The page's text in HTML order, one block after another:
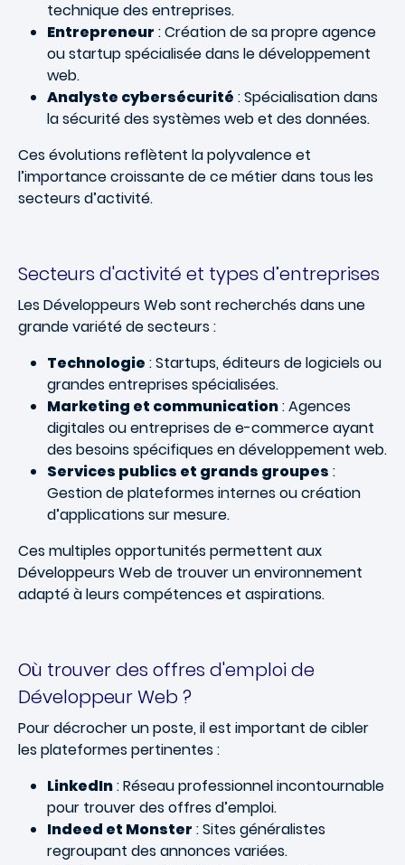
technique des entreprises.
Entrepreneur : Création de sa propre agence
ou startup spécialisée dans le développement
web.
Analyste cybersécurité : Spécialisation dans
la sécurité des systèmes web et des données.
Ces évolutions reflètent la polyvalence et
l’importance croissante de ce métier dans tous les
secteurs d’activité.
Secteurs d'activité et types d’entreprises
Les Développeurs Web sont recherchés dans une
grande variété de secteurs :
Technologie : Startups, éditeurs de logiciels ou
grandes entreprises spécialisées.
Marketing et communication: Agences
digitales ou entreprises de e-commerce ayant
des besoins spécifiques en développement web.
Services publics et grands groupes :
Gestion de plateformes internes ou création
d’applications sur mesure.
Ces multiples opportunités permettent aux
Développeurs Web de trouver un environnement
adapté à leurs compétences et aspirations.
Où trouver des offres d'emploi de
Développeur Web ?
Pour décrocher un poste, il est important de cibler
les plateformes pertinentes :
LinkedIn: Réseau professionnel incontournable
pour trouver des offres d’emploi.
Indeed et Monster : Sites généralistes
regroupant des annonces variées.